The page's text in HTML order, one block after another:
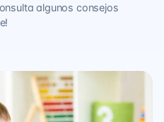
algunos consejos